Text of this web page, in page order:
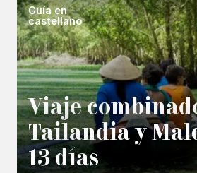
Guía en
castellano
Viaje
Tailandia y
13 días